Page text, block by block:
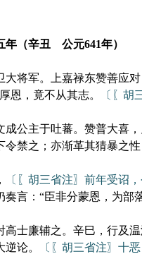
（辛丑 公元641年）
军。上嘉禄东赞善应对
恩，竟不从其志。
〔〖胡
主于吐蕃。赞普大喜，
禁之；亦渐革其猜暴之
〔〖胡三省注〗前年受诏，
言：“臣非分蒙恩，为部
士廉辅之。辛巳，行及温
论。
〔〖胡三省注〗十